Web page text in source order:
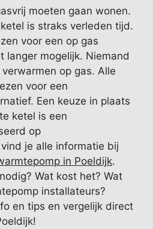
moeten gaan wonen.
is straks verleden tijd.
voor een op gas
langer mogelijk. Niemand
op gas. Alle
voor een
Een keuze in plaats
ketel is een
op
je alle informatie bij
in Poeldijk.
Wat kost het? Wat
installateurs?
en tips en vergelijk direct